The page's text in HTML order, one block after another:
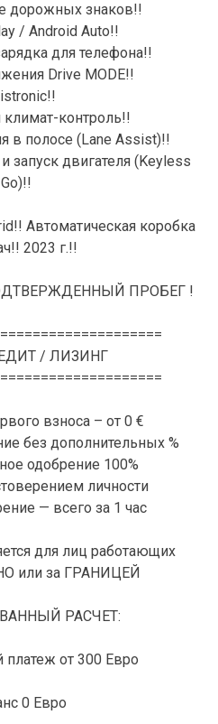
дорожных знаков!!
/ Android Auto!!
для телефона!!
Drive MODE!!
контроль!!
в полосе (Lane Assist)!!
запуск двигателя (Keyless
Go)!!
Автоматическая коробка
2023 г.!!
ПРОБЕГ !
/ ЛИЗИНГ
взноса – от 0 €
без дополнительных %
одобрение 100%
личности
— всего за 1 час
для лиц работающих
или за ГРАНИЦЕЙ
РАСЧЕТ:
от 300 Евро
0 Евро